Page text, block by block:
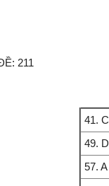
211
41. C
49. D
57. A